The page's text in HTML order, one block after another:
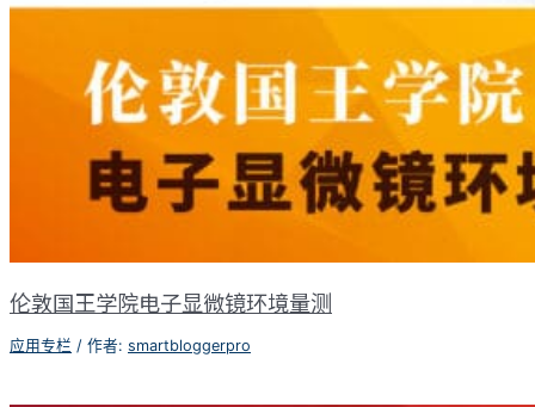
伦敦国王学院电子显微镜环境量测
应用专栏 / 作者: smartbloggerpro